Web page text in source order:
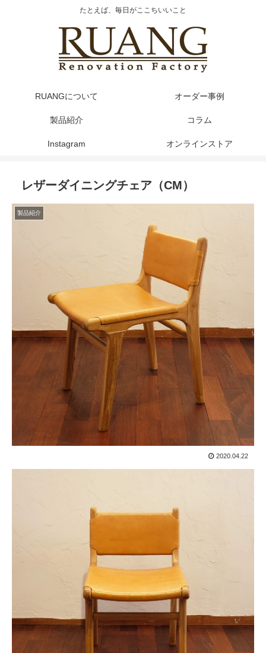
たとえば、毎日がここちいいこと
RUANGについて オーダー事例
製品紹介 コラム
Instagram オンラインストア
レザーダイニングチェア（CM）
製品紹介
2020.04.22